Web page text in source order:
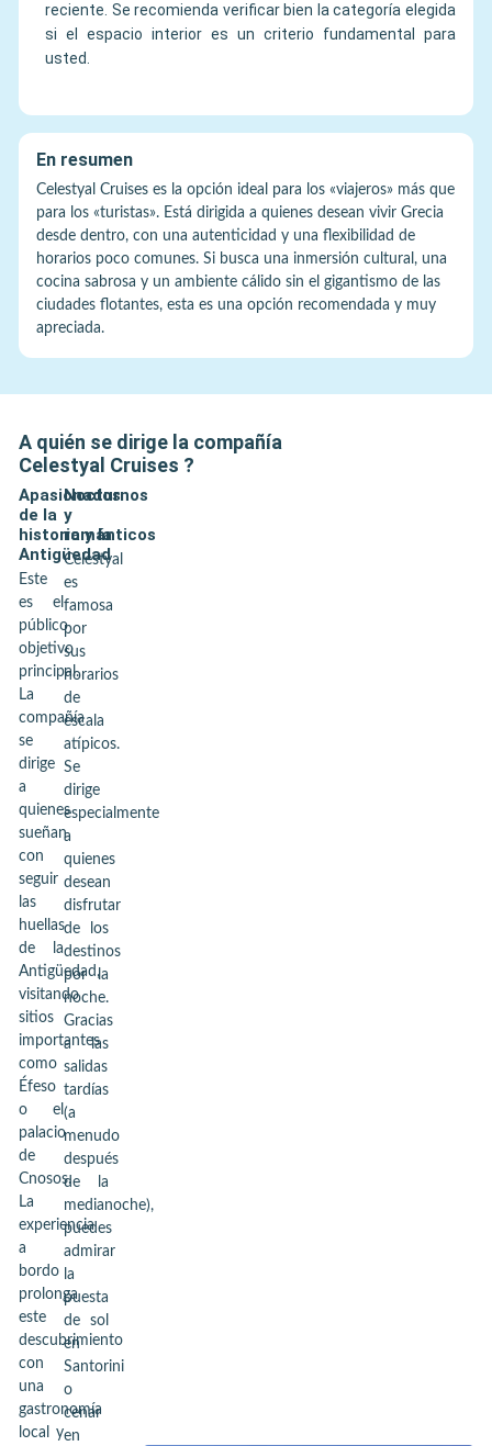
reciente. Se recomienda verificar bien la categoría elegida
si el espacio interior es un criterio fundamental para
usted.
En resumen
Celestyal Cruises es la opción ideal para los «viajeros» más que
para los «turistas». Está dirigida a quienes desean vivir Grecia
desde dentro, con una autenticidad y una flexibilidad de
horarios poco comunes. Si busca una inmersión cultural, una
cocina sabrosa y un ambiente cálido sin el gigantismo de las
ciudades flotantes, esta es una opción recomendada y muy
apreciada.
A quién se dirige la compañía
Celestyal Cruises ?
Apasionados
de la
historia y la
Antigüedad
Este
es el
público
objetivo
principal.
La
compañía
se
dirige
a
quienes
sueñan
con
seguir
las
huellas
de la
Antigüedad,
visitando
sitios
importantes
como
Éfeso
o el
palacio
de
Cnosos.
La
experiencia
a
bordo
prolonga
este
descubrimiento
con
una
gastronomía
local y
Nocturnos
y
románticos
Celestyal
es
famosa
por
sus
horarios
de
escala
atípicos.
Se
dirige
especialmente
a
quienes
desean
disfrutar
de los
destinos
por la
noche.
Gracias
a las
salidas
tardías
(a
menudo
después
de la
medianoche),
puedes
admirar
la
puesta
de sol
en
Santorini
o
cenar
en